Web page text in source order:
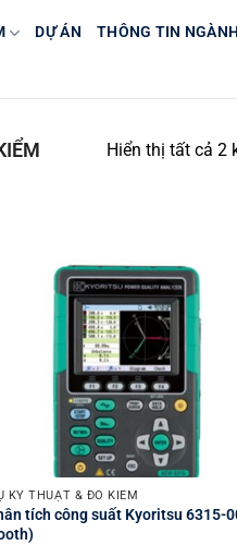
DỰ ÁN THÔNG TIN NGÀNH
Hiển thị tất cả 2
KỸ THUẬT & ĐO KIỂM
tích công suất Kyoritsu 6315-